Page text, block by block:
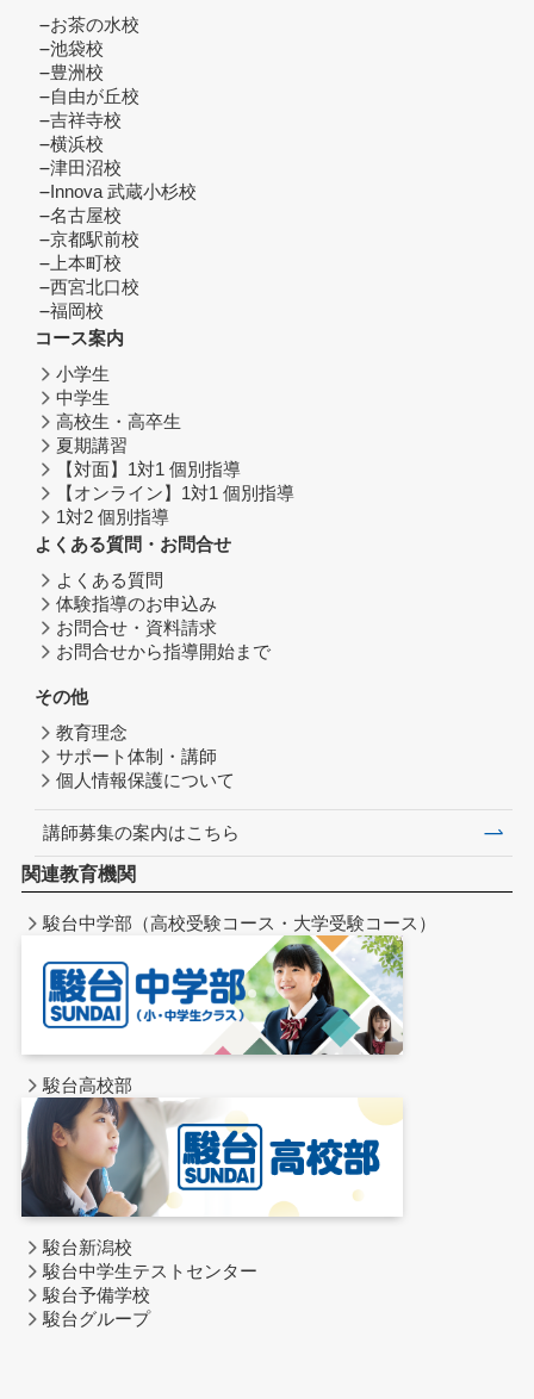
お茶の水校
池袋校
豊洲校
自由が丘校
吉祥寺校
横浜校
津田沼校
Innova 武蔵小杉校
名古屋校
京都駅前校
上本町校
西宮北口校
福岡校
コース案内
小学生
中学生
高校生・高卒生
夏期講習
【対面】1対1 個別指導
【オンライン】1対1 個別指導
1対2 個別指導
よくある質問・お問合せ
よくある質問
体験指導のお申込み
お問合せ・資料請求
お問合せから指導開始まで
その他
教育理念
サポート体制・講師
個人情報保護について
講師募集の案内はこちら
関連教育機関
駿台中学部（高校受験コース・大学受験コース）
駿台高校部
駿台新潟校
駿台中学生テストセンター
駿台予備学校
駿台グループ